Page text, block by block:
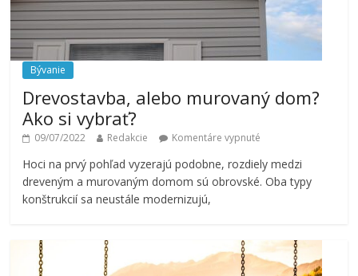
Bývanie
Drevostavba, alebo murovaný dom?
Ako si vybrať?
09/07/2022 Redakcie Komentáre vypnuté
Hoci na prvý pohľad vyzerajú podobne, rozdiely medzi
dreveným a murovaným domom sú obrovské. Oba typy
konštrukcií sa neustále modernizujú,